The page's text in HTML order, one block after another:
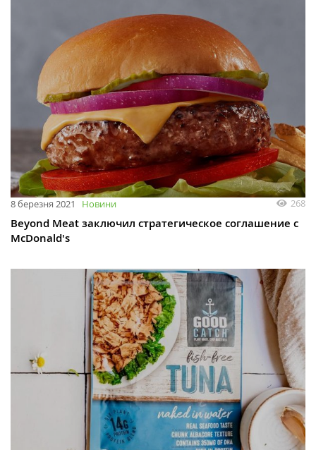
8 березня 2021 Новини 268
Beyond Meat заключил стратегическое соглашение с
McDonald's